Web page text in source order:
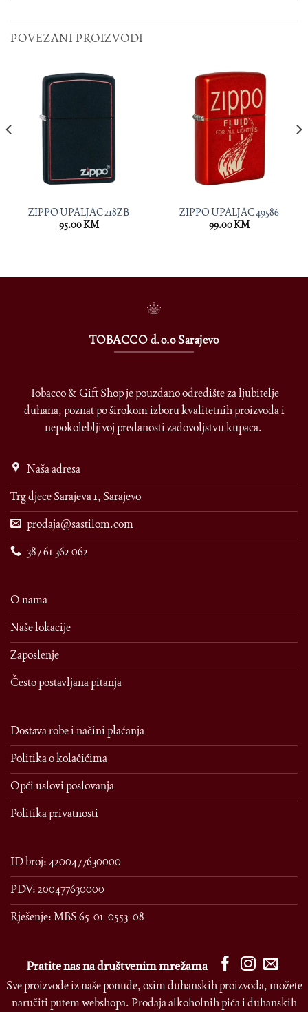
POVEZANI PROIZVODI
ZIPPO UPALJAC 218ZB
95.00KM
ZIPPO UPALJAC 49586
99.00KM
TOBACCO d.o.o Sarajevo
Tobacco & Gift Shop je pouzdano odredište za ljubitelje
duhana, poznat po širokom izboru kvalitetnih proizvoda i
nepokolebljivoj predanosti zadovoljstvu kupaca.
Naša adresa
Trg djece Sarajeva 1, Sarajevo
prodaja@sastilom.com
387 61 362 062
O nama
Naše lokacije
Zaposlenje
Često postavljana pitanja
Dostava robe i načini plaćanja
Politika o kolačićima
Opći uslovi poslovanja
Politika privatnosti
ID broj: 4200477630000
PDV: 200477630000
Rješenje: MBS 65-01-0553-08
Pratite nas na društvenim mrežama
Sve proizvode iz naše ponude, osim duhanskih proizvoda, možete
naručiti putem webshopa. Prodaja alkoholnih pića i duhanskih